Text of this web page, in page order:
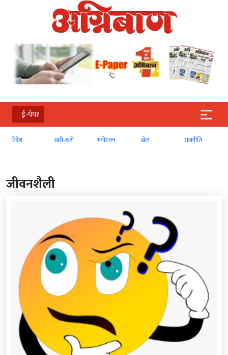
ई-पेपर
खरी-खरी मनोरंजन खेल राजनीति व्‍यापार
जीवनशैली